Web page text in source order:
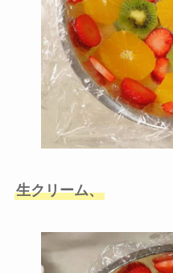
生クリーム、